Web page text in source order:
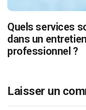
Quels services
dans un
professionnel ?
Laisser un